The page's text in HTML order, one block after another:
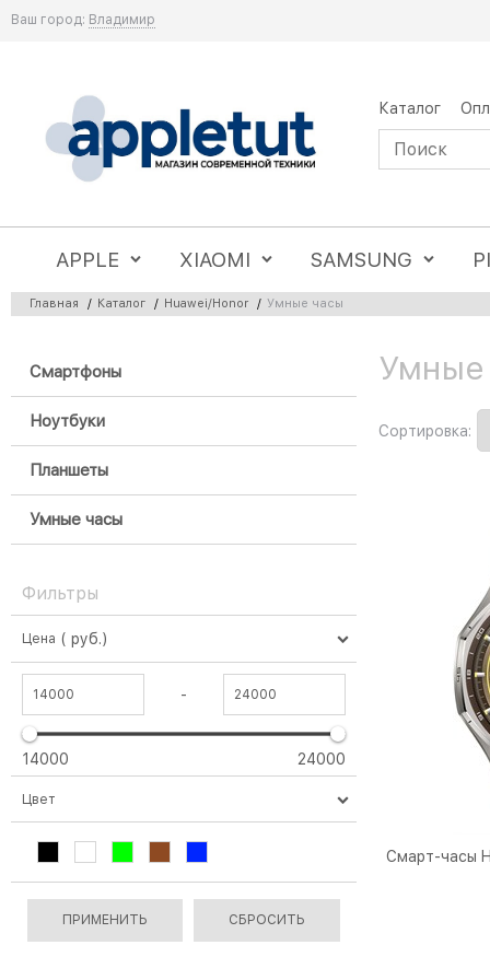
Ваш город: Владимир
Каталог
APPLE XIAOMI SAMSUNG
Главная / Каталог / Huawei/Honor / Умные часы
Смартфоны
Ноутбуки
Планшеты
Умные часы
Фильтры
Цена ( руб.)
-
14000 24000
Цвет
Найдено товаров: Умные
Сортировка:
Смарт-часы